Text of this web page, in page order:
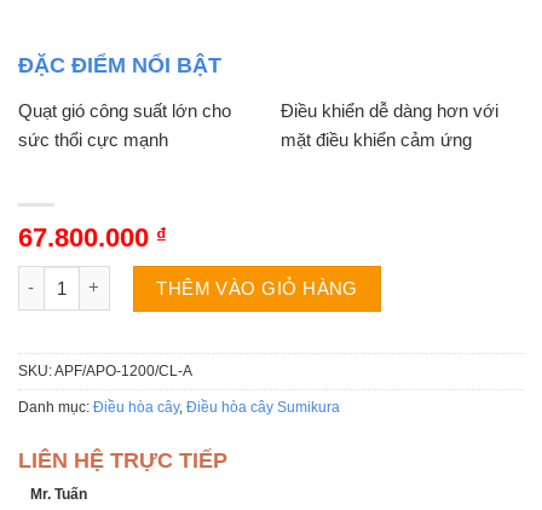
ĐẶC ĐIỂM NỔI BẬT
Quạt gió công suất lớn cho
sức thổi cực mạnh
Điều khiển dễ dàng hơn với
mặt điều khiển cảm ứng
67.800.000 ₫
Điều hòa tủ đứng Sumikura APF/APO-1200/CL-A 120000BTU
THÊM VÀO GIỎ HÀNG
SKU:APF/APO-1200/CL-A
Danh mục: Điều hòa cây, Điều hòa cây Sumikura
LIÊN HỆ TRỰC TIẾP
Mr. Tuấn